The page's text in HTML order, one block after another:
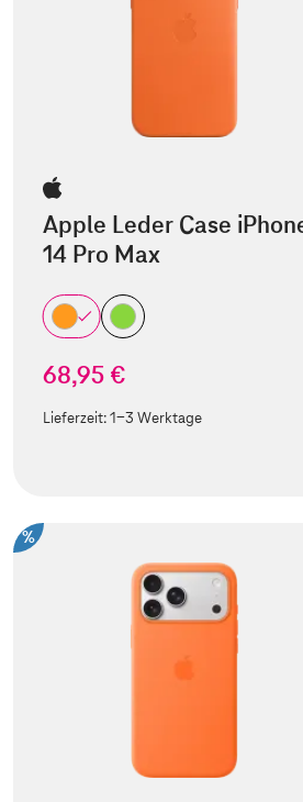
Apple Leder Case
14 Pro Max
68,95 €
Lieferzeit:1-3 Werktage
%